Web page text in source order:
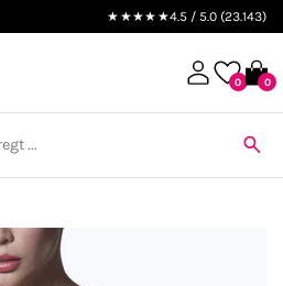
★★★★★4.5 / 5.0 (23.143)
0 0